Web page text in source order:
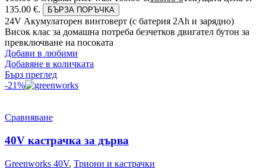
135.00 €.
БЪРЗА ПОРЪЧКА
24V Акумулаторен винтоверт (с батерия 2Аh и зарядно)
Висок клас за домашна потреба безчетков двигател бутон за
превключване на посоката
Добави в любими
Добавяне в количката
Бърз преглед
-21%
Сравняване
40V кастрачка за дърва
Greenworks 40V, Триони и кастрачки